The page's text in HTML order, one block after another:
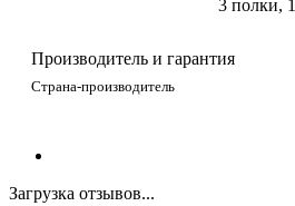
3 полки,
Производитель и гарантия
Страна-производитель
Загрузка отзывов...